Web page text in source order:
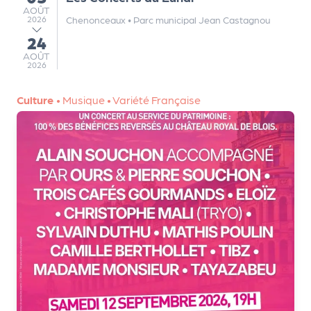
AOÛT
AOÛT
2026
au
24
AOÛT
AOÛT
2026
Chenonceaux • Parc municipal Jean Castagnou
Culture • Musique •Variété Française
ir
e
s